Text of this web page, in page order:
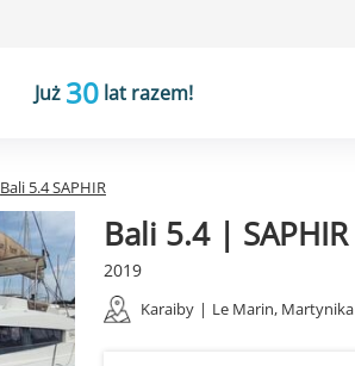
Już 30 lat razem!
Bali 5.4 SAPHIR
Bali 5.4 | SAPHIR
2019
Karaiby | Le Marin, Martynika